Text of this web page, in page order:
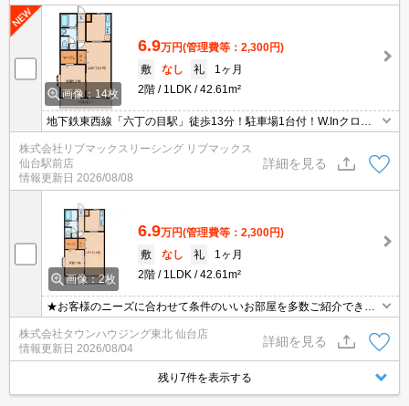
画像：14枚
6.9万円(管理費等：2,300円)
敷
なし 礼
1ヶ月
2階
1LDK 42.61m²
地下鉄東西線「六丁の目駅」徒歩13分！駐車場1台付！W.Inクロー
ゼット、TVインターホン、追焚機能、洗髪洗面化粧台など設備面も
充実。仲介手数料は賃料の0.55ヶ月分です♪初期費用クレジット決済
対応♪
株式会社リブマックスリーシング リブマックス
仙台駅前店
情報更新日 2026/08/08
詳細を見る
画像：2枚
6.9万円(管理費等：2,300円)
敷
なし 礼
1ヶ月
2階
1LDK 42.61m²
★お客様のニーズに合わせて条件のいいお部屋を多数ご紹介できま
す★賃貸物件のお部屋探しはタウンハウジングへ
株式会社タウンハウジング東北 仙台店
情報更新日 2026/08/04
詳細を見る
残り7件を表示する